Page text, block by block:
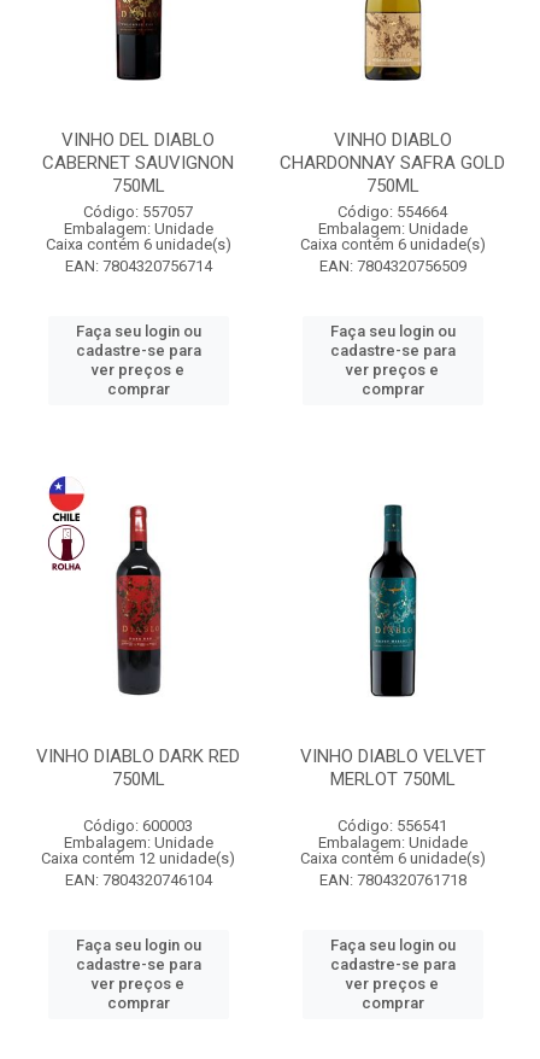
VINHO DEL DIABLO
CABERNET SAUVIGNON
750ML
Código: 557057
Embalagem: Unidade
Caixa contém 6 unidade(s)
EAN: 7804320756714
Faça seu login ou
cadastre-se para
ver preços e
comprar
VINHO DIABLO
CHARDONNAY SAFRA GOLD
750ML
Código: 554664
Embalagem: Unidade
Caixa contém 6 unidade(s)
EAN: 7804320756509
Faça seu login ou
cadastre-se para
ver preços e
comprar
VINHO DIABLO DARK RED
750ML
Código: 600003
Embalagem: Unidade
Caixa contém 12 unidade(s)
EAN: 7804320746104
Faça seu login ou
cadastre-se para
ver preços e
comprar
VINHO DIABLO VELVET
MERLOT 750ML
Código: 556541
Embalagem: Unidade
Caixa contém 6 unidade(s)
EAN: 7804320761718
Faça seu login ou
cadastre-se para
ver preços e
comprar